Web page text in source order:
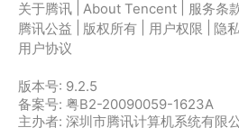
关于腾讯 About Tencent 服务条
腾讯公益
版权所有 用户权限 隐
用户协议
版本号: 9.2.5
备案号: 粤B2-20090059-1623A
主办者: 深圳市腾讯计算机系统有限